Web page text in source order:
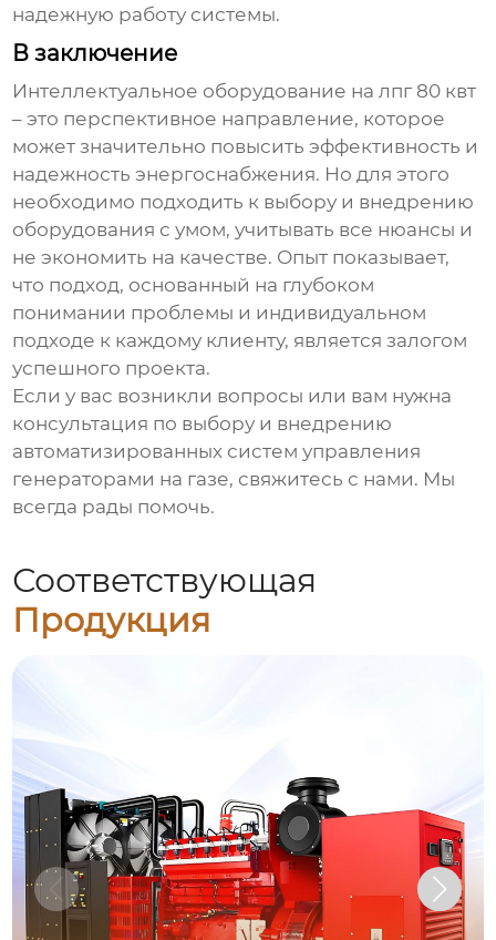
надежную работу системы.
В заключение
Интеллектуальное оборудование на лпг 80 квт
– это перспективное направление, которое
может значительно повысить эффективность и
надежность энергоснабжения. Но для этого
необходимо подходить к выбору и внедрению
оборудования с умом, учитывать все нюансы и
не экономить на качестве. Опыт показывает,
что подход, основанный на глубоком
понимании проблемы и индивидуальном
подходе к каждому клиенту, является залогом
успешного проекта.
Если у вас возникли вопросы или вам нужна
консультация по выбору и внедрению
автоматизированных систем управления
генераторами на газе, свяжитесь с нами. Мы
всегда рады помочь.
Соответствующая
Продукция